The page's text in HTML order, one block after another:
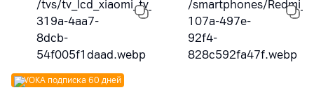
VOKA подписка 60 дней